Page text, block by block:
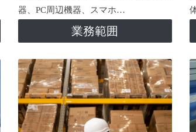
器、PC周辺機器、スマホ…
業務範囲